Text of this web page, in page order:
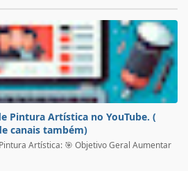
Pintura Artística no YouTube. (
canais também)
Artística: 🎯 Objetivo Geral Aumentar